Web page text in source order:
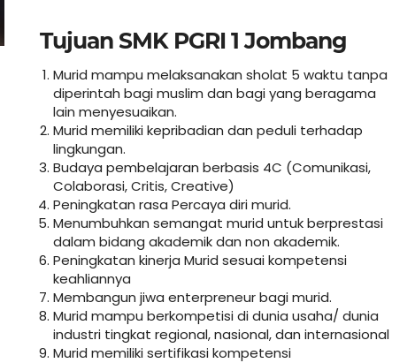
Tujuan SMK PGRI 1 Jombang
Murid mampu melaksanakan sholat 5 waktu tanpa
diperintah bagi muslim dan bagi yang beragama
lain menyesuaikan.
Murid memiliki kepribadian dan peduli terhadap
lingkungan.
Budaya pembelajaran berbasis 4C (Comunikasi,
Colaborasi, Critis, Creative)
Peningkatan rasa Percaya diri murid.
Menumbuhkan semangat murid untuk berprestasi
dalam bidang akademik dan non akademik.
Peningkatan kinerja Murid sesuai kompetensi
keahliannya
Membangun jiwa enterpreneur bagi murid.
Murid mampu berkompetisi di dunia usaha/ dunia
industri tingkat regional, nasional, dan internasional
Murid memiliki sertifikasi kompetensi